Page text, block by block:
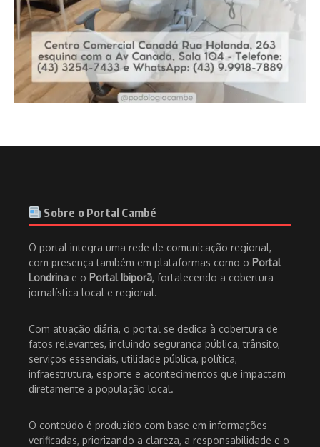
Sobre o Portal Cambé
O portal integra uma rede de comunicação regional,
com presença também em plataformas como o Portal
Londrina e o Portal Ibiporã, fortalecendo a cobertura
jornalística local e regional.
Com atuação diária, o portal se dedica à cobertura de
fatos relevantes, incluindo segurança pública, trânsito,
serviços essenciais, utilidade pública, política,
infraestrutura, esporte e acontecimentos que impactam
diretamente a população local.
O conteúdo é produzido com base em informações
verificadas, priorizando a clareza, a responsabilidade e o